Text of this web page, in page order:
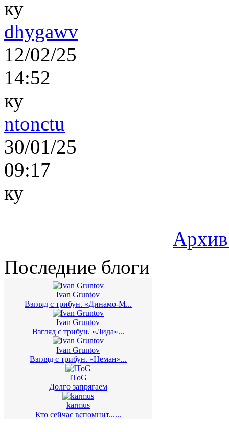
ку
dhygawv
12/02/25
14:52
ку
ntonctu
30/01/25
09:17
ку
Последние блоги
Ivan Gruntov
Взгляд с трибун. «Динамо-М...
Ivan Gruntov
Взгляд с трибун. «Лида»...
Ivan Gruntov
Взгляд с трибун. «Неман»...
IToG
Долго запрягаем
karmus
Кто сейчас вспомнит......